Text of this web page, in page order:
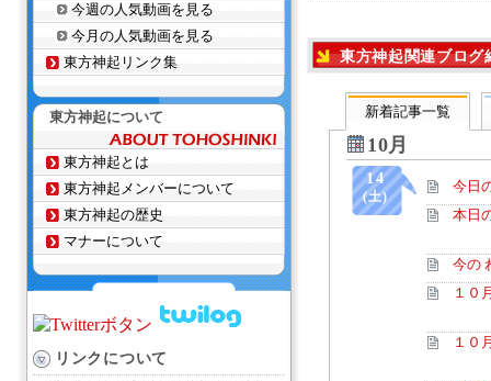
東方神起関連ブログ
新着記事一覧
10月
14
(土)
今日
本日
今の
１０
１０
今週の人気動画を見る
今月の人気動画を見る
東方神起リンク集
東方神起について
東方神起とは
東方神起メンバーについて
東方神起の歴史
マナーについて
リンクについて